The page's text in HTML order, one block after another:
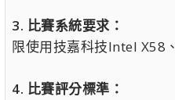
3. 比賽系統要求：
限使用技嘉科技Intel X58
4. 比賽評分標準：